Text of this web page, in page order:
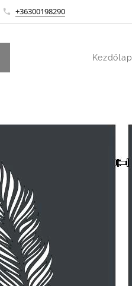
+36300198290
Kezdőlap